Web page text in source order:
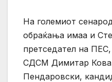
На големиот
обраќања имаа и
претседател на
СДСМ Димитар
Пендаровски,